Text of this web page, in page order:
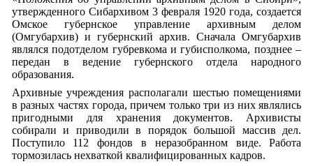
утвержденного Сибархивом 3 февраля 1920 года, создается
Омское губернское управление архивным делом
(Омгубархив) и губернский архив. Сначала Омгубархив
являлся подотделом губревкома и губисполкома, позднее –
передан в ведение губернского отдела народного
образования.
Архивные учреждения располагали шестью помещениями
в разных частях города, причем только три из них являлись
пригодными для хранения документов. Архивисты
собирали и приводили в порядок большой массив дел.
Поступило 112 фондов в неразобранном виде. Работа
тормозилась нехваткой квалифицированных кадров.